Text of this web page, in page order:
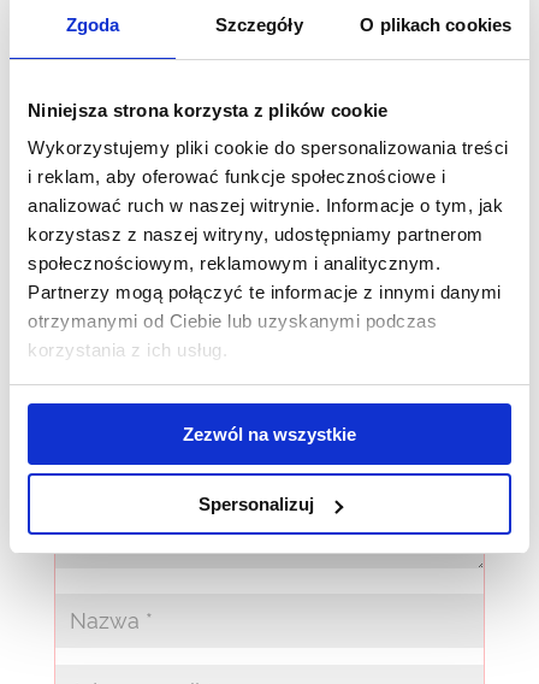
Zgoda Szczegóły O plikach cookies
Niniejsza strona korzysta z plików cookie
Wykorzystujemy pliki cookie do spersonalizowania treści
i reklam, aby oferować funkcje społecznościowe i
analizować ruch w naszej witrynie. Informacje o tym, jak
korzystasz z naszej witryny, udostępniamy partnerom
społecznościowym, reklamowym i analitycznym.
Partnerzy mogą połączyć te informacje z innymi danymi
otrzymanymi od Ciebie lub uzyskanymi podczas
korzystania z ich usług.
Zezwól na wszystkie
Spersonalizuj
ODPOWIEDZ
Wyślij komentarz
Twój adres e-mail nie zostanie opublikowany.
Wymagane pola są oznaczone